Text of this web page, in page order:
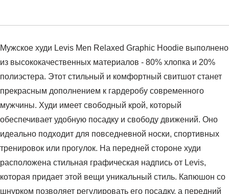
Мужское худи Levis Men Relaxed Graphic Hoodie выполнено
из высококачественных материалов - 80% хлопка и 20%
полиэстера. Этот стильный и комфортный свитшот станет
прекрасным дополнением к гардеробу современного
мужчины. Худи имеет свободный крой, который
обеспечивает удобную посадку и свободу движений. Оно
идеально подходит для повседневной носки, спортивных
тренировок или прогулок. На передней стороне худи
расположена стильная графическая надпись от Levis,
которая придает этой вещи уникальный стиль. Капюшон со
шнурком позволяет регулировать его посадку, а передний